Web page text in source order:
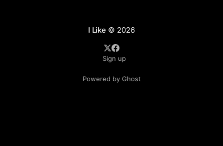
개발에 집중해서 일하게 되었다. 다만, 계속
I Like © 2026
Sign up
Powered by Ghost